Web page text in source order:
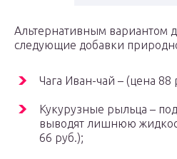
Альтернативным вариантом
следующие добавки
Чага Иван-чай – (цена 88
Кукурузные рыльца –
выводят лишнюю
66 руб.);